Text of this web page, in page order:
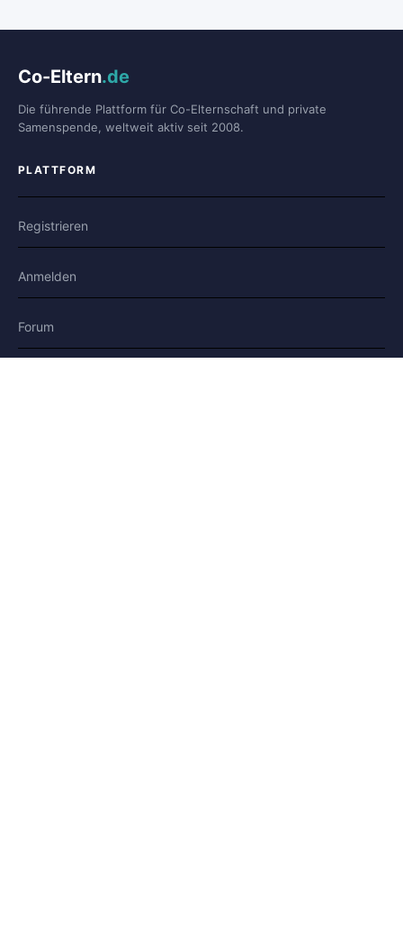
Co-Eltern.de
Die führende Plattform für Co-Elternschaft und private
Samenspende, weltweit aktiv seit 2008.
PLATTFORM
Registrieren
Anmelden
Forum